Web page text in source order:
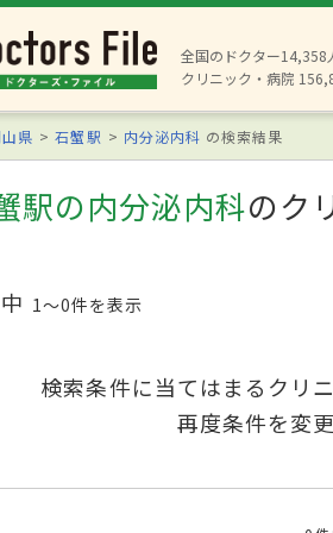
全国のドクター14,358
クリニック・病院
県 石蟹駅 内分泌内科 の検索結果
駅の内分泌内科のク
1〜0件を表示
検索条件に当てはまるクリ
再度条件を変